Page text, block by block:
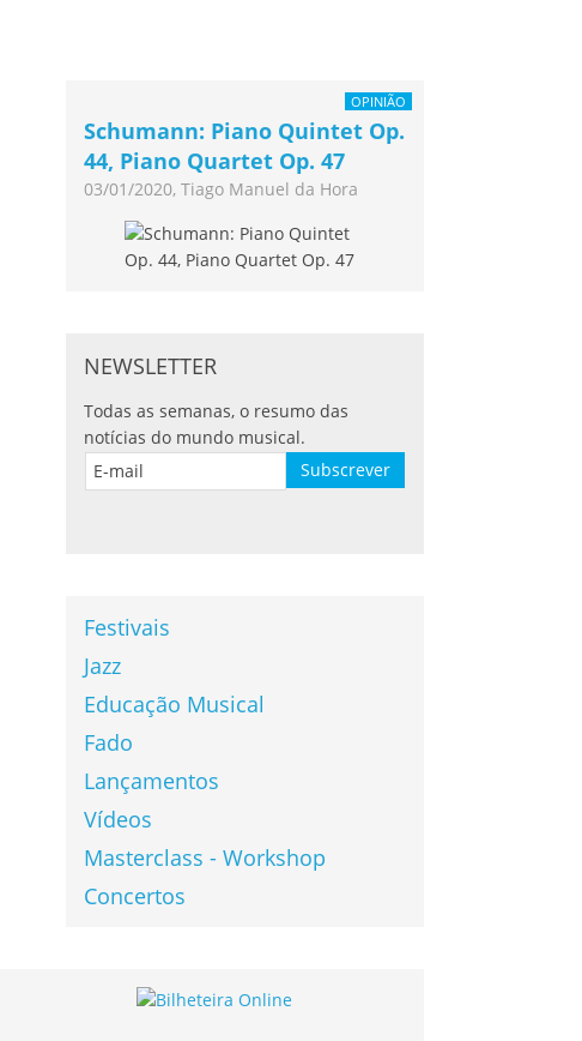
OPINIÃO
Schumann: Piano Quintet Op.
44, Piano Quartet Op. 47
03/01/2020, Tiago Manuel da Hora
NEWSLETTER
Todas as semanas, o resumo das
notícias do mundo musical.
Festivais
Jazz
Educação Musical
Fado
Lançamentos
Vídeos
Masterclass - Workshop
Concertos